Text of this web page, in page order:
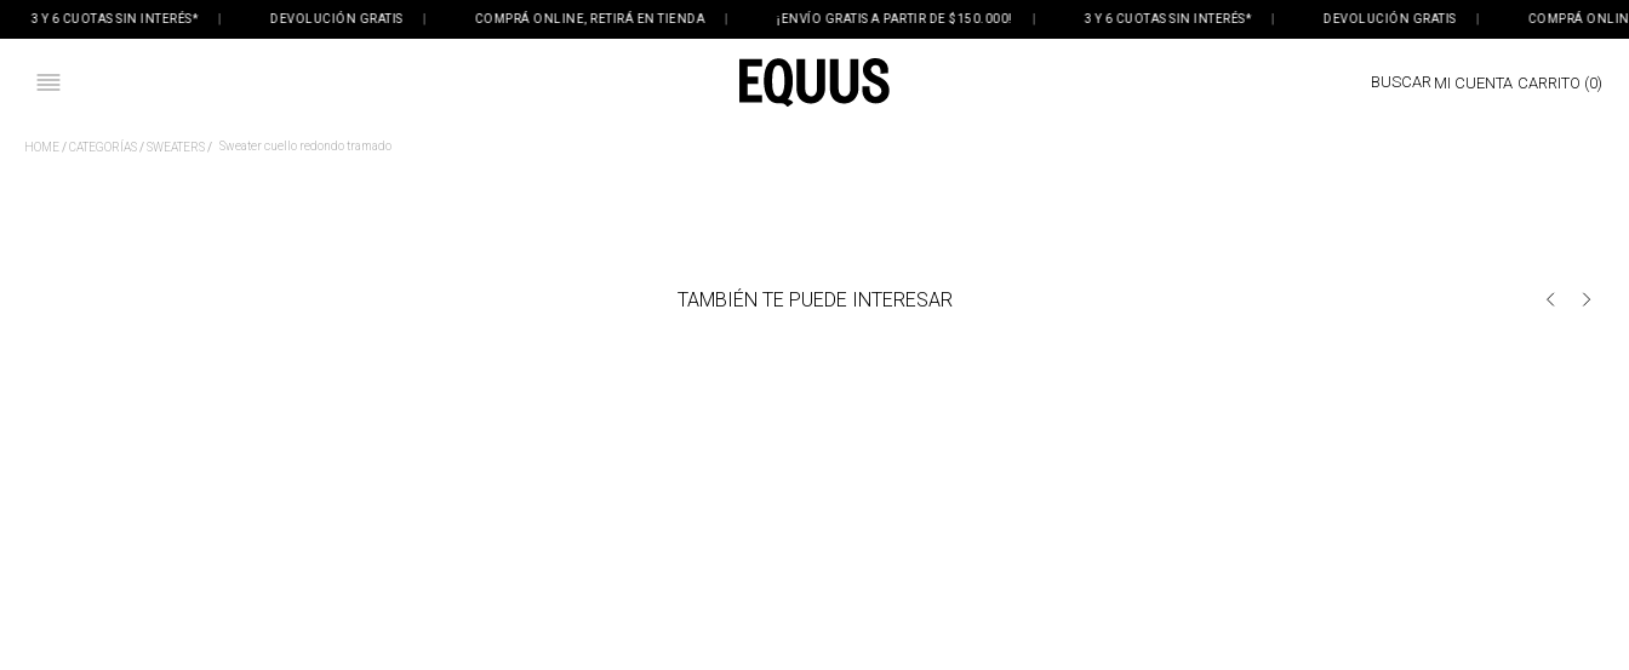
3 Y 6 CUOTAS SIN INTERÉS* DEVOLUCIÓN GRATIS COMPRÁ ONLINE, RETIRÁ EN TIENDA ¡ENVÍO GRATIS A PARTIR DE $150.000! 3 Y 6 CUOTAS SIN INTERÉS* DEVOLUCIÓN GRATIS COMPRÁ ONLINE,
BUSCAR MI CUENTA 0
CATEGORÍAS SWEATERS Sweater cuello redondo tramado
TAMBIÉN TE PUEDE INTERESAR